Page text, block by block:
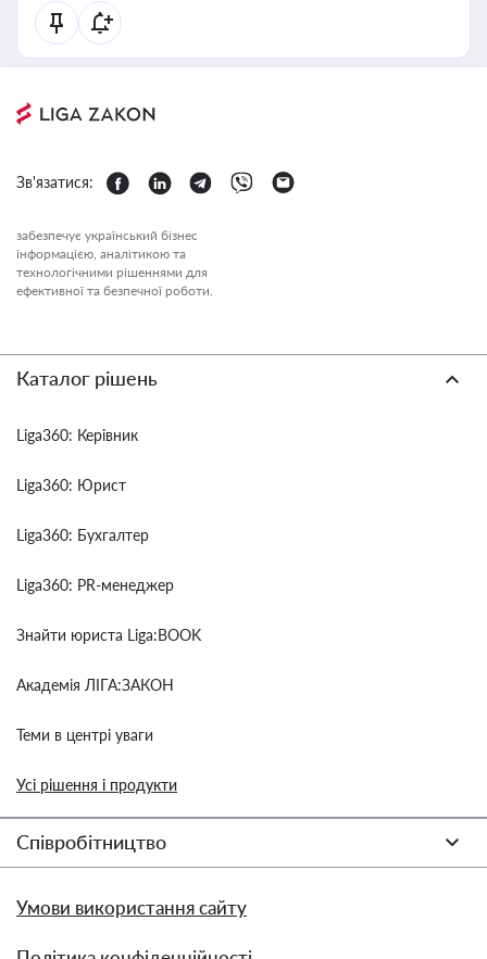
Зв'язатися:
забезпечує український бізнес
інформацією, аналітикою та
технологічними рішеннями для
ефективної та безпечної роботи.
Каталог рішень
Liga360: Керівник
Liga360: Юрист
Liga360: Бухгалтер
Liga360: PR-менеджер
Знайти юриста Liga:BOOK
Академія ЛІГА:ЗАКОН
Теми в центрі уваги
Усі рішення і продукти
Співробітництво
Умови використання сайту